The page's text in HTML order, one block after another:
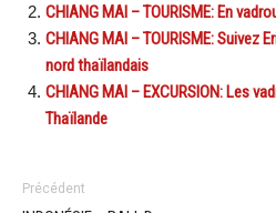
CHIANG MAI – TOURISME: En
CHIANG MAI – TOURISME: Suivez
nord thaïlandais
CHIANG MAI – EXCURSION: Les
Thaïlande
Précédent